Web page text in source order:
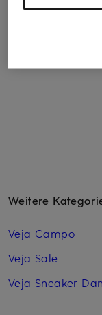
Weitere
Veja Campo
Veja Sale
Veja Sneaker